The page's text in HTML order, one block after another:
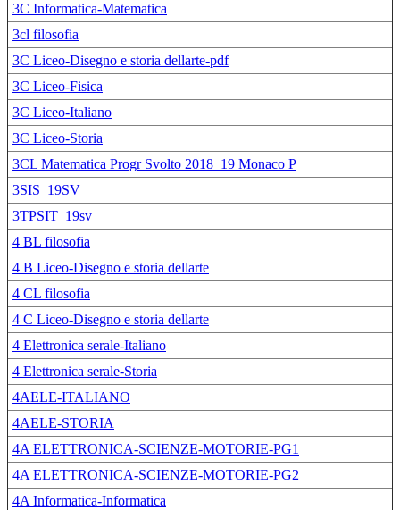
3C Informatica-Matematica
3cl filosofia
3C Liceo-Disegno e storia dellarte-pdf
3C Liceo-Fisica
3C Liceo-Italiano
3C Liceo-Storia
3CL Matematica Progr Svolto 2018_19 Monaco P
3SIS_19SV
3TPSIT_19sv
4 BL filosofia
4 B Liceo-Disegno e storia dellarte
4 CL filosofia
4 C Liceo-Disegno e storia dellarte
4 Elettronica serale-Italiano
4 Elettronica serale-Storia
4AELE-ITALIANO
4AELE-STORIA
4A ELETTRONICA-SCIENZE-MOTORIE-PG1
4A ELETTRONICA-SCIENZE-MOTORIE-PG2
4A Informatica-Informatica